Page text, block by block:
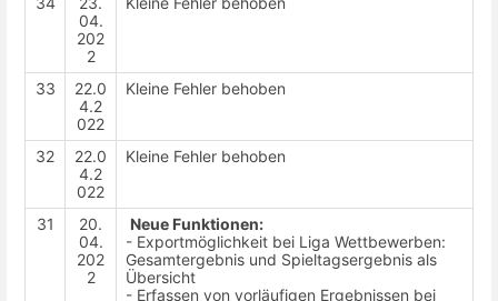
04.
202
2
33
22.0
4.2
022
Kleine Fehler behoben
32
22.0
4.2
022
Kleine Fehler behoben
31
20.
04.
202
2
Neue Funktionen:
- Exportmöglichkeit bei Liga Wettbewerben:
Gesamtergebnis und Spieltagsergebnis als
Übersicht
- Erfassen von vorläufigen Ergebnissen bei